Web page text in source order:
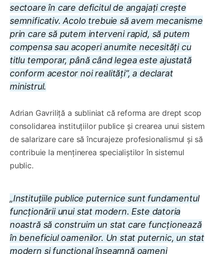
sectoare în care deficitul de angajați crește
semnificativ. Acolo trebuie să avem mecanisme
prin care să putem interveni rapid, să putem
compensa sau acoperi anumite necesități cu
titlu temporar, până când legea este ajustată
conform acestor noi realități”, a declarat
ministrul.
Adrian Gavriliță a subliniat că reforma are drept scop
consolidarea instituțiilor publice și crearea unui sistem
de salarizare care să încurajeze profesionalismul și să
contribuie la menținerea specialiștilor în sistemul
public.
„Instituțiile publice puternice sunt fundamentul
funcționării unui stat modern. Este datoria
noastră să construim un stat care funcționează
în beneficiul oamenilor. Un stat puternic, un stat
modern și funcțional înseamnă oameni